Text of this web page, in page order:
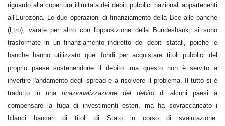
riguardo alla copertura illimitata dei debiti pubblici nazionali appartenenti
all'Eurozona. Le due operazioni di finanziamento della Bce alle banche
(Ltro), varate per altro con l'opposizione della Bundesbank, si sono
trasformate in un finanziamento indiretto dei debiti statali, poiché le
banche hanno utilizzato quei fondi per acquistare titoli pubblici del
proprio paese sostenendone il debito: ma questo non è servito a
invertire l'andamento degli spread e a risolvere il problema. Il tutto si è
tradotto in una rinazionalizzazione del debito di alcuni paesi a
compensare la fuga di investimenti esteri, ma ha sovraccaricato i
bilanci bancari di titoli di Stato in corso di svalutazione.